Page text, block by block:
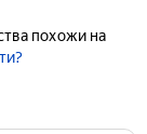
похожи на